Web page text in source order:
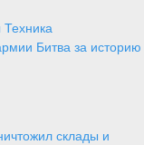
Техника
Битва за историю
склады и